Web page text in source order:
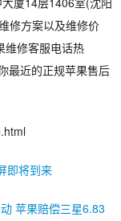
修方案以及维修价
维修客服电话热
最近的正规苹果售后
即将到来
苹果赔偿三星6.83